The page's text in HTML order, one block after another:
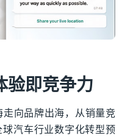
验即竞争力
向品牌出海，从销量竞
汽车行业数字化转型预